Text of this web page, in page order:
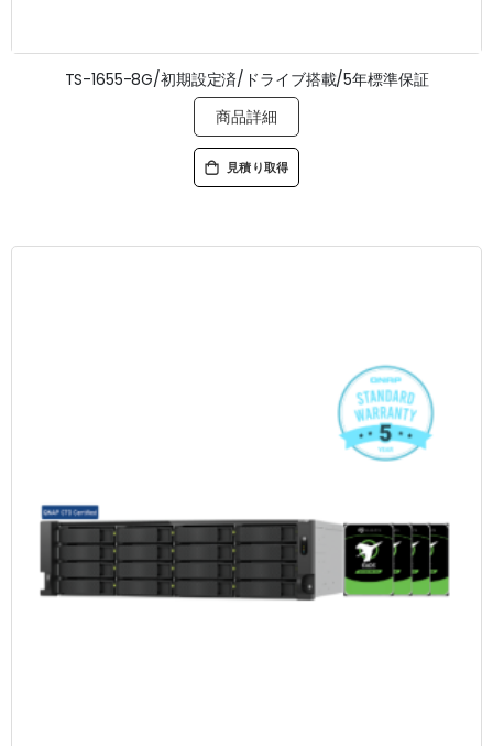
TS-1655-8G/初期設定済/ドライブ搭載/5年標準保証
商品詳細
見積り取得